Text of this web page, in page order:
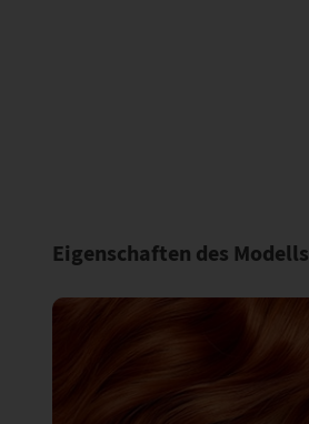
Eigenschaften des Modells